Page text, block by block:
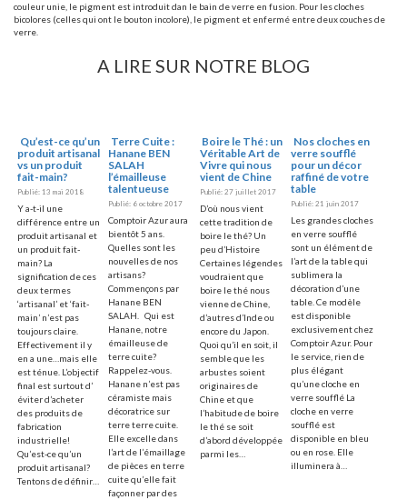
couleur unie, le pigment est introduit dan le bain de verre en fusion. Pour les cloches
bicolores (celles qui ont le bouton incolore), le pigment et enfermé entre deux couches de
verre.
A LIRE SUR NOTRE BLOG
Qu’est-ce qu’un
produit artisanal
vs un produit
fait-main?
Publié: 13 mai 2018
Y a-t-il une
différence entre un
produit artisanal et
un produit fait-
main? La
signification de ces
deux termes
‘artisanal’ et ‘fait-
main’ n’est pas
toujours claire.
Effectivement il y
en a une…mais elle
est ténue. L’objectif
final est surtout d’
éviter d’acheter
des produits de
fabrication
industrielle!
Qu’est-ce qu’un
produit artisanal?
Tentons de définir…
Terre Cuite :
Hanane BEN
SALAH
l’émailleuse
talentueuse
Publié: 6 octobre 2017
Comptoir Azur aura
bientôt 5 ans.
Quelles sont les
nouvelles de nos
artisans?
Commençons par
Hanane BEN
SALAH. Qui est
Hanane, notre
émailleuse de
terre cuite?
Rappelez-vous.
Hanane n’est pas
céramiste mais
décoratrice sur
terre terre cuite.
Elle excelle dans
l’art de l’émaillage
de pièces en terre
cuite qu’elle fait
façonner par des
Boire le Thé : un
Véritable Art de
Vivre qui nous
vient de Chine
Publié: 27 juillet 2017
D’où nous vient
cette tradition de
boire le thé? Un
peu d’Histoire
Certaines légendes
voudraient que
boire le thé nous
vienne de Chine,
d’autres d’Inde ou
encore du Japon.
Quoi qu’il en soit, il
semble que les
arbustes soient
originaires de
Chine et que
l’habitude de boire
le thé se soit
d’abord développée
parmi les…
Nos cloches en
verre soufflé
pour un décor
raffiné de votre
table
Publié: 21 juin 2017
Les grandes cloches
en verre soufflé
sont un élément de
l’art de la table qui
sublimera la
décoration d’une
table. Ce modèle
est disponible
exclusivement chez
Comptoir Azur. Pour
le service, rien de
plus élégant
qu’une cloche en
verre soufflé La
cloche en verre
soufflé est
disponible en bleu
ou en rose. Elle
illuminera à…